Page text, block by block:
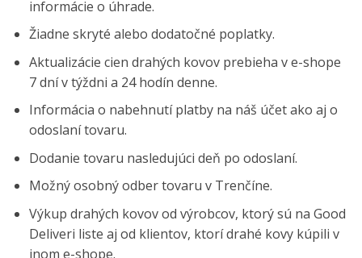
informácie o úhrade.
Žiadne skryté alebo dodatočné poplatky.
Aktualizácie cien drahých kovov prebieha v e-shope
7 dní v týždni a 24 hodín denne.
Informácia o nabehnutí platby na náš účet ako aj o
odoslaní tovaru.
Dodanie tovaru nasledujúci deň po odoslaní.
Možný osobný odber tovaru v Trenčíne.
Výkup drahých kovov od výrobcov, ktorý sú na Good
Deliveri liste aj od klientov, ktorí drahé kovy kúpili v
inom e-shope.